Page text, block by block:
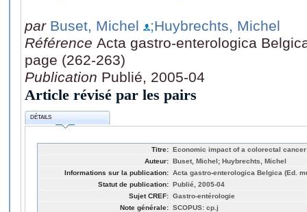
par Buset, Michel
;Huybrechts, Michel
Référence Acta gastro-enterologica
page (262-263)
Publication Publié, 2005-04
Article révisé par les pairs
DÉTAILS
Titre: Economic impact of a colorectal
Auteur: Buset, Michel; Huybrechts, Michel
Informations sur la publication: Acta gastro-enterologica Belgica (Ed.
Statut de publication: Publié, 2005-04
Sujet CREF: Gastro-entérologie
Note générale: SCOPUS: cp.j